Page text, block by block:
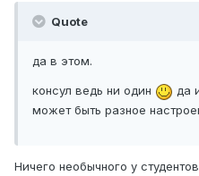
Quote
да в этом.
консул ведь ни один
да
может быть разное
Ничего необычного у